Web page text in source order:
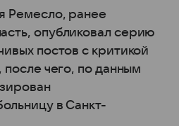
Ремесло, ранее
опубликовал серию
постов с критикой
после чего, по данным
в Санкт-